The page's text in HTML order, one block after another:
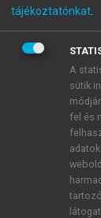
ÚJ
1 óra
E-MAIL-CÍM
tájékoztatónkat
A
sütik
fel és